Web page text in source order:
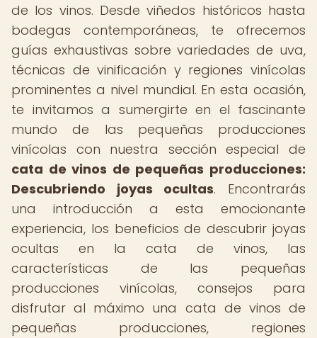
de los vinos. Desde viñedos históricos hasta
bodegas contemporáneas, te ofrecemos
guías exhaustivas sobre variedades de uva,
técnicas de vinificación y regiones vinícolas
prominentes a nivel mundial. En esta ocasión,
te invitamos a sumergirte en el fascinante
mundo de las pequeñas producciones
vinícolas con nuestra sección especial de
cata de vinos de pequeñas producciones:
Descubriendo joyas ocultas. Encontrarás
una introducción a esta emocionante
experiencia, los beneficios de descubrir joyas
ocultas en la cata de vinos, las
características de las pequeñas
producciones vinícolas, consejos para
disfrutar al máximo una cata de vinos de
pequeñas producciones, regiones